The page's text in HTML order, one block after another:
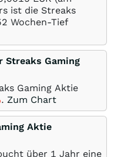
ist die Streaks
Wochen-Tief
Streaks Gaming
Gaming Aktie
. Zum Chart
Aktie
über 1 Jahr eine